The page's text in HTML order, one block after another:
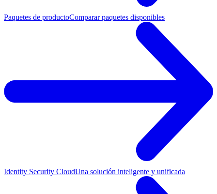
Paquetes de productoComparar paquetes disponibles
Identity Security CloudUna solución inteligente y unificada